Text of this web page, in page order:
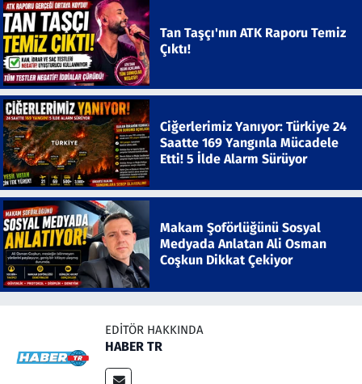
Tan Taşçı'nın ATK Raporu Temiz
Çıktı!
Ciğerlerimiz Yanıyor: Türkiye 24
Saatte 169 Yangınla Mücadele
Etti! 5 İlde Alarm Sürüyor
Makam Şoförlüğünü Sosyal
Medyada Anlatan Ali Osman
Coşkun Dikkat Çekiyor
EDITÖR HAKKINDA
HABER TR